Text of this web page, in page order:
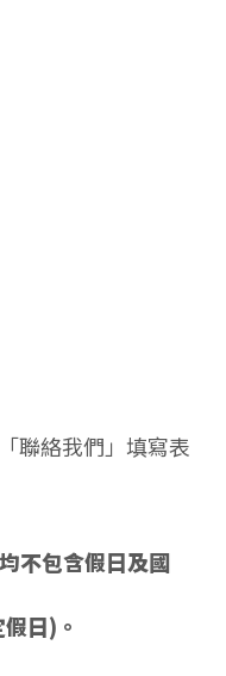
聯絡我們」填寫表
不包含假日及國
日)。